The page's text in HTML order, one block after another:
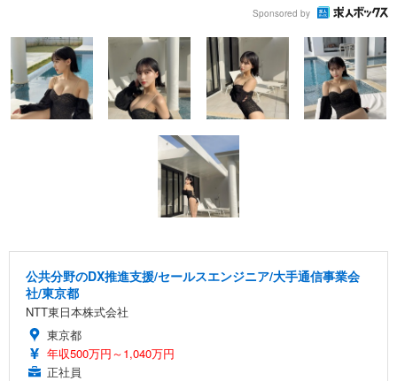
Sponsored by
公共分野のDX推進支援/セールスエンジニア/大手通信事業会
社/東京都
NTT東日本株式会社
東京都
年収500万円～1,040万円
正社員